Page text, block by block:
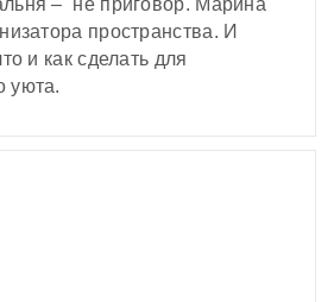
пространства. И
и как сделать для
уюта.